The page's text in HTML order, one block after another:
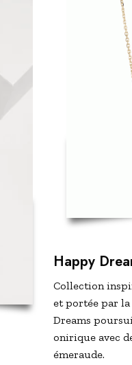
Happy
Collection
et portée par la
Dreams
onirique avec
émeraude.